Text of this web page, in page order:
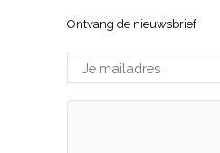
Ontvang de nieuwsbrief